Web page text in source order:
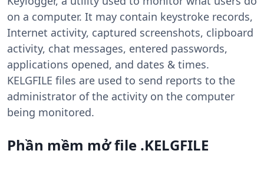
on a computer. It may contain keystroke records,
Internet activity, captured screenshots, clipboard
activity, chat messages, entered passwords,
applications opened, and dates & times.
KELGFILE files are used to send reports to the
administrator of the activity on the computer
being monitored.
Phần mềm mở file .KELGFILE